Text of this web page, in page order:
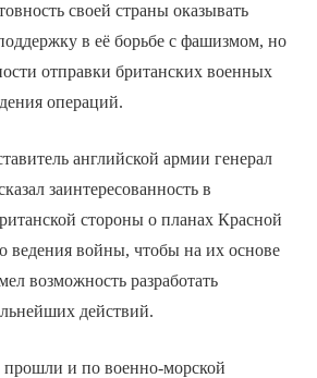
своей страны оказывать
в её борьбе с фашизмом, но
отправки британских военных
операций.
английской армии генерал
заинтересованность в
стороны о планах Красной
ведения войны, чтобы на их основе
возможность разработать
действий.
прошли и по военно-морской